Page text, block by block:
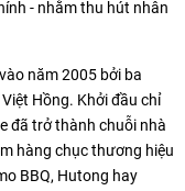
- nhằm thu hút nhân
năm 2005 bởi ba
Hồng. Khởi đầu chỉ
đã trở thành chuỗi nhà
hàng chục thương hiệu
BBQ, Hutong hay